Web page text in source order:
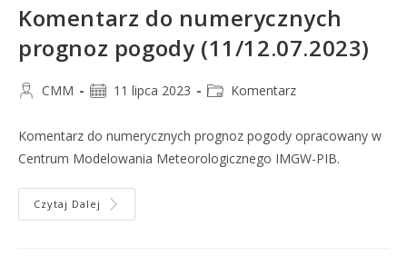
Komentarz do numerycznych
prognoz pogody (11/12.07.2023)
CMM 11 lipca 2023 Komentarz
Komentarz do numerycznych prognoz pogody opracowany w
Centrum Modelowania Meteorologicznego IMGW-PIB.
Czytaj Dalej